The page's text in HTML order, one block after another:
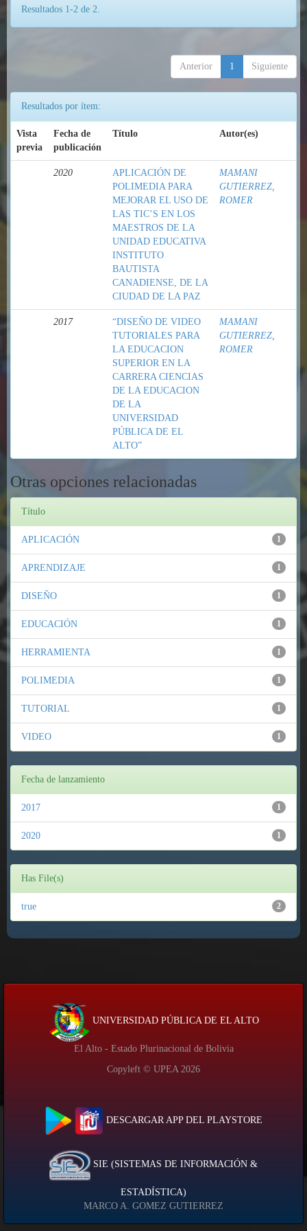
Resultados 1-2 de 2.
Anterior 1 Siguiente
Resultados por ítem:
Vista
previa
Fecha de
publicación
Título Autor(es)
2020
APLICACIÓN DE
POLIMEDIA PARA
MEJORAR EL USO DE
LAS TIC’S EN LOS
MAESTROS DE LA
UNIDAD EDUCATIVA
INSTITUTO
BAUTISTA
CANADIENSE, DE LA
CIUDAD DE LA PAZ
MAMANI
GUTIERREZ,
ROMER
2017
“DISEÑO DE VIDEO
TUTORIALES PARA
LA EDUCACION
SUPERIOR EN LA
CARRERA CIENCIAS
DE LA EDUCACION
DE LA
UNIVERSIDAD
PÚBLICA DE EL
ALTO”
MAMANI
GUTIERREZ,
ROMER
Otras opciones relacionadas
Título
1
APLICACIÓN
1
APRENDIZAJE
1
DISEÑO
1
EDUCACIÓN
1
HERRAMIENTA
1
POLIMEDIA
1
TUTORIAL
1
VIDEO
Fecha de lanzamiento
1
2017
1
2020
Has File(s)
2
true
UNIVERSIDAD PÚBLICA DE EL ALTO
El Alto - Estado Plurinacional de Bolivia
Copyleft © UPEA 2026
DESCARGAR APP DEL PLAYSTORE
SIE (SISTEMAS DE INFORMACIÓN &
ESTADÍSTICA)
MARCO A. GOMEZ GUTIERREZ